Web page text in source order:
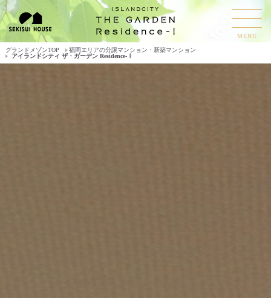
MENU
グランドメゾンTOP
福岡エリアの分譲マンション・新築マンション
アイランドシティ ザ・ガーデン Residence-Ⅰ